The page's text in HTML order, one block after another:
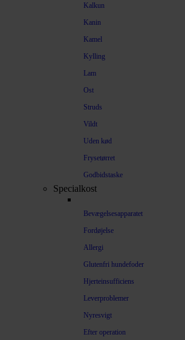
Kalkun
Kanin
Kamel
Kylling
Lam
Ost
Struds
Vildt
Uden kød
Frysetørret
Godbidstaske
Specialkost
Bevægelsesapparatet
Fordøjelse
Allergi
Glutenfri hundefoder
Hjerteinsufficiens
Leverproblemer
Nyresvigt
Efter operation